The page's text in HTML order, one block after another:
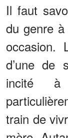
Il faut
du genre
occasion.
d’une de
incité à
train de